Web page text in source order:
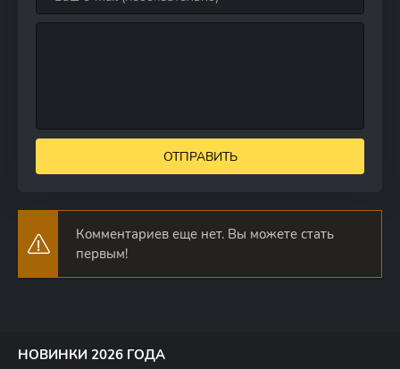
ОТПРАВИТЬ
Комментариев еще нет. Вы можете стать
первым!
НОВИНКИ 2026 ГОДА